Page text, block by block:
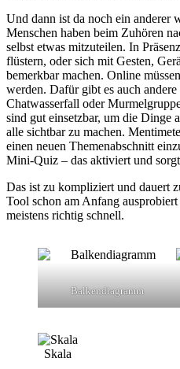
Und dann ist da noch ein anderer
Menschen haben beim Zuhören
selbst etwas mitzuteilen. In
flüstern, oder sich mit Gesten,
bemerkbar machen. Online
werden. Dafür gibt es auch
Chatwasserfall oder
sind gut einsetzbar, um die Dinge
alle sichtbar zu machen.
einen neuen Themenabschnitt
Mini-Quiz – das aktiviert und
Das ist zu kompliziert und dauert
Tool schon am Anfang
meistens richtig schnell.
Balkendiagramm
Skala